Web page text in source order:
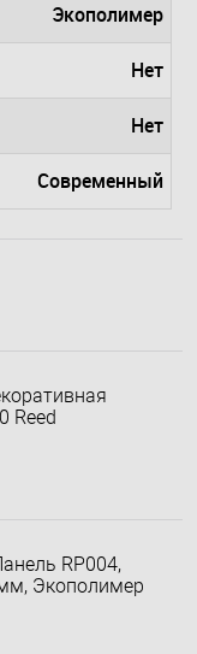
Экополимер
Нет
Нет
Современный
Reed
RP004,
Экополимер